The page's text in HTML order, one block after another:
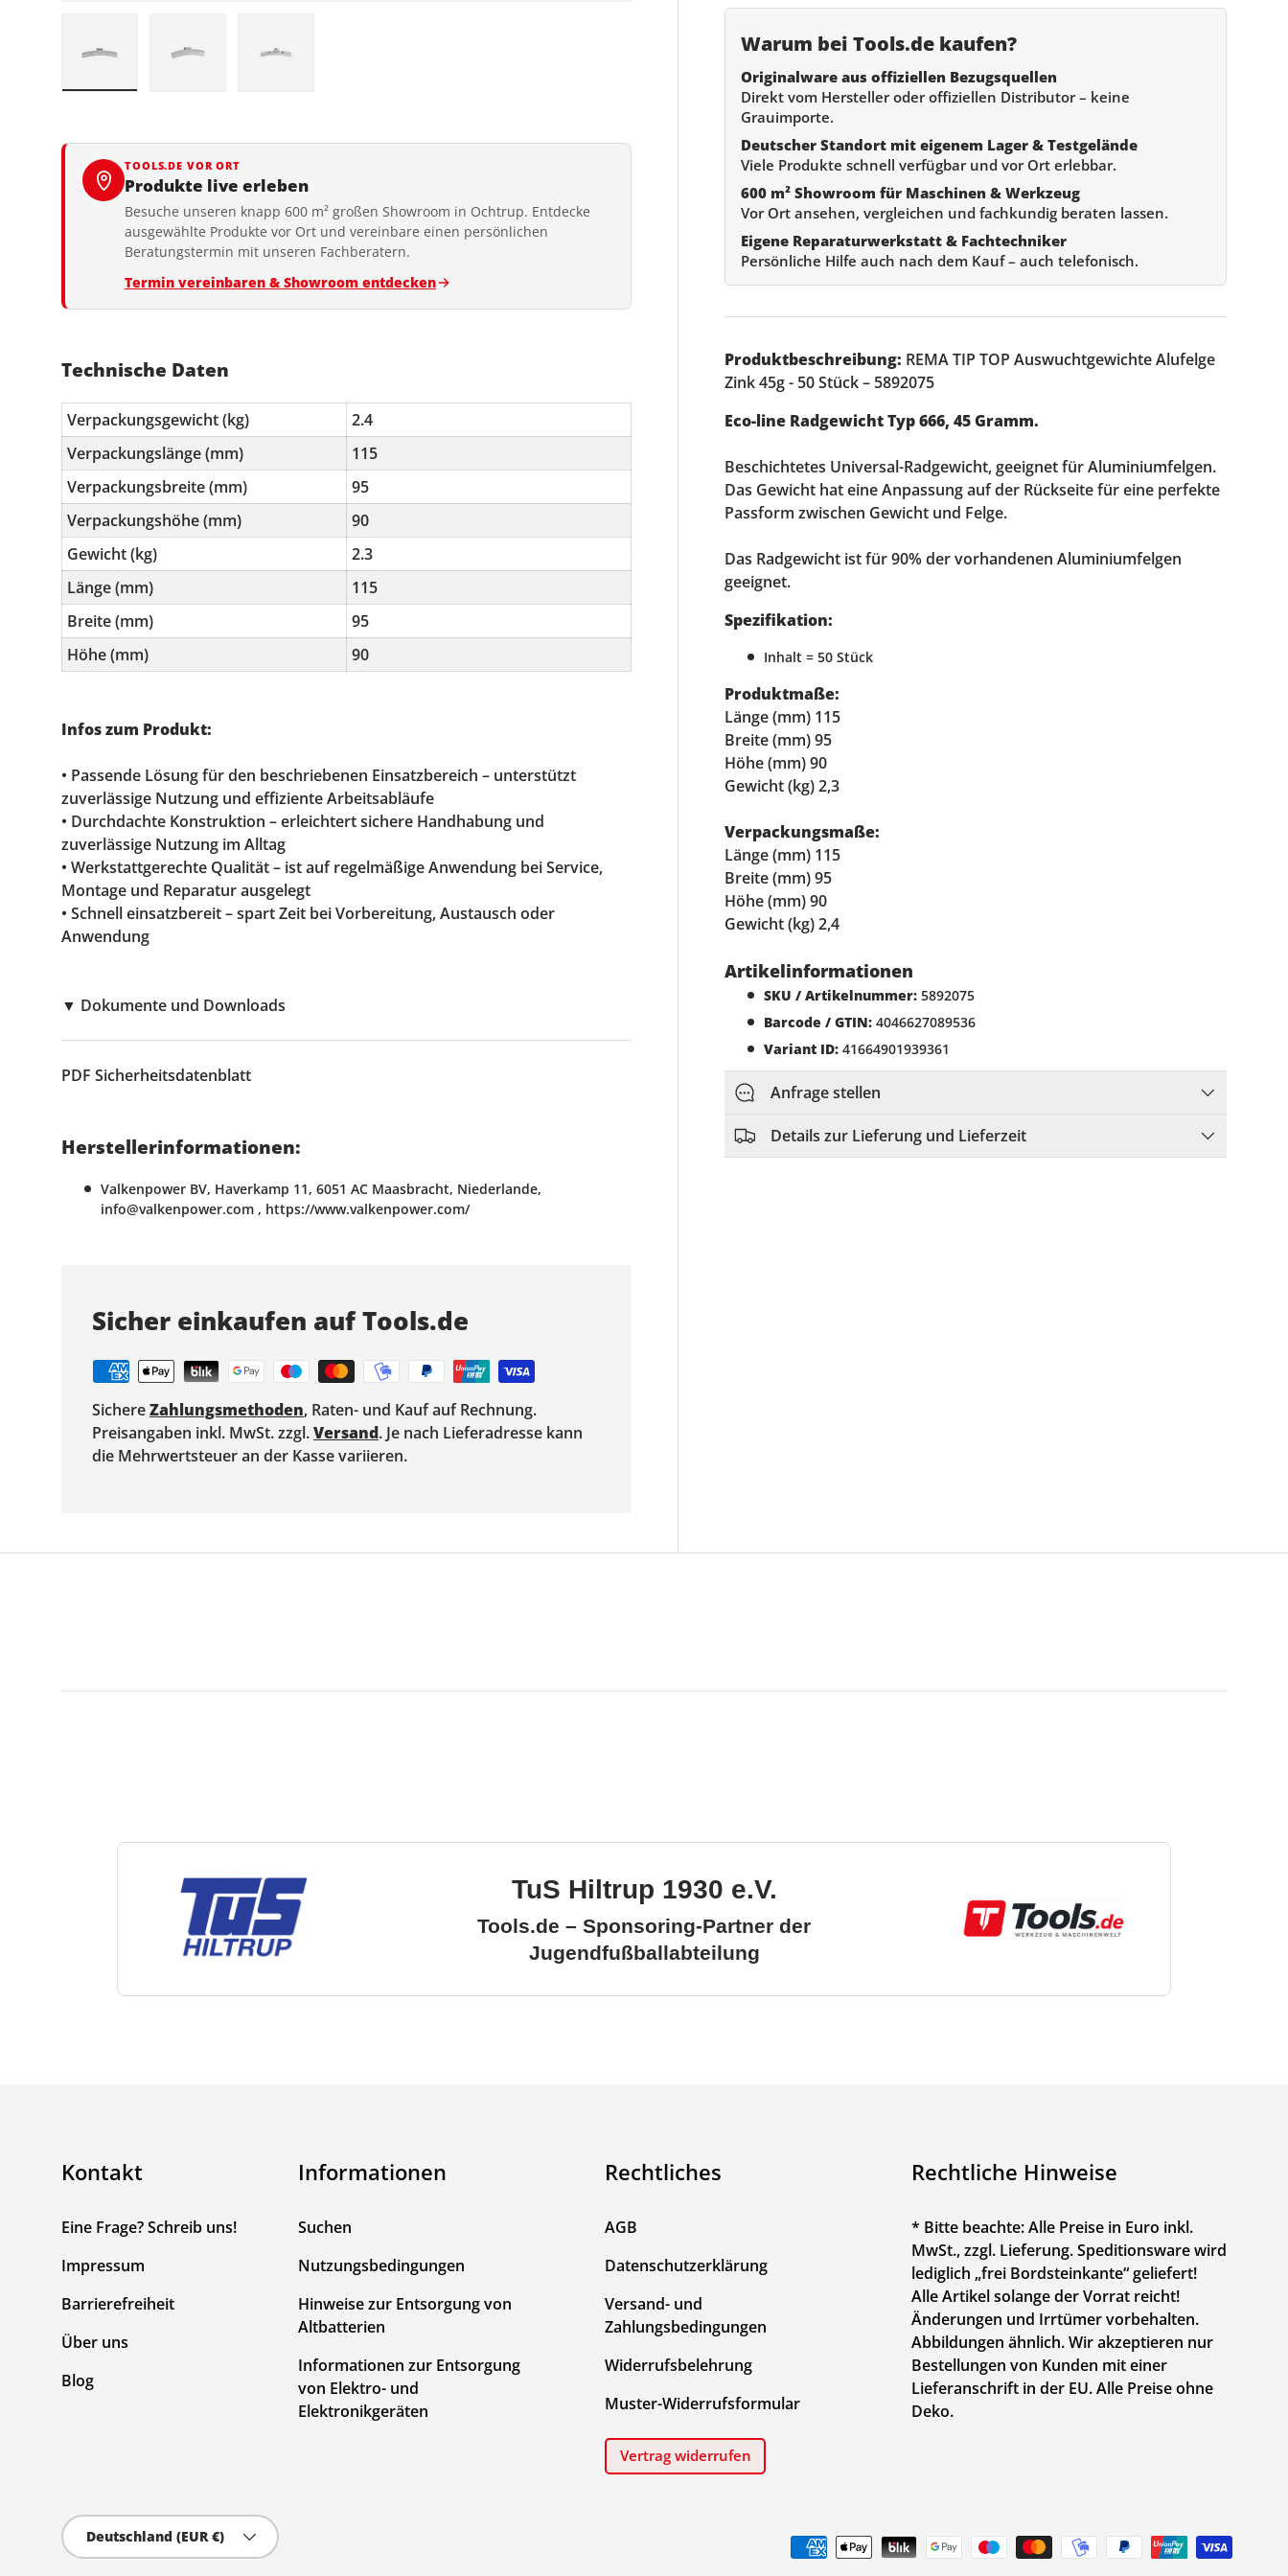
Warum bei Tools.de kaufen?
Originalware aus offiziellen Bezugsquellen
Direkt vom Hersteller oder offiziellen Distributor – keine
Grauimporte.
Deutscher Standort mit eigenem Lager & Testgelände
Viele Produkte schnell verfügbar und vor Ort erlebbar.
600 m² Showroom für Maschinen & Werkzeug
Vor Ort ansehen, vergleichen und fachkundig beraten lassen.
Eigene Reparaturwerkstatt & Fachtechniker
Persönliche Hilfe auch nach dem Kauf – auch telefonisch.
Produktbeschreibung: REMA TIP TOP Auswuchtgewichte Alufelge
Zink 45g - 50 Stück – 5892075
Eco-line Radgewicht Typ 666, 45 Gramm.
Beschichtetes Universal-Radgewicht, geeignet für Aluminiumfelgen.
Das Gewicht hat eine Anpassung auf der Rückseite für eine perfekte
Passform zwischen Gewicht und Felge.
Das Radgewicht ist für 90% der vorhandenen Aluminiumfelgen
geeignet.
Spezifikation:
Inhalt = 50 Stück
Produktmaße:
Länge (mm) 115
Breite (mm) 95
Höhe (mm) 90
Gewicht (kg) 2,3
Verpackungsmaße:
Länge (mm) 115
Breite (mm) 95
Höhe (mm) 90
Gewicht (kg) 2,4
Artikelinformationen
SKU / Artikelnummer: 5892075
Barcode / GTIN: 4046627089536
Variant ID: 41664901939361
Anfrage stellen
Details zur Lieferung und Lieferzeit
TOOLS.DE VOR ORT
Produkte live erleben
Besuche unseren knapp 600 m² großen Showroom in Ochtrup. Entdecke
ausgewählte Produkte vor Ort und vereinbare einen persönlichen
Beratungstermin mit unseren Fachberatern.
Termin vereinbaren & Showroom entdecken
Technische Daten
Verpackungsgewicht (kg)
2.4
Verpackungslänge (mm)
115
Verpackungsbreite (mm)
95
Verpackungshöhe (mm)
90
Gewicht (kg)
2.3
Länge (mm)
115
Breite (mm)
95
Höhe (mm)
90
Infos zum Produkt:
• Passende Lösung für den beschriebenen Einsatzbereich – unterstützt
zuverlässige Nutzung und effiziente Arbeitsabläufe
• Durchdachte Konstruktion – erleichtert sichere Handhabung und
zuverlässige Nutzung im Alltag
• Werkstattgerechte Qualität – ist auf regelmäßige Anwendung bei Service,
Montage und Reparatur ausgelegt
• Schnell einsatzbereit – spart Zeit bei Vorbereitung, Austausch oder
Anwendung
▼ Dokumente und Downloads
PDF Sicherheitsdatenblatt
Herstellerinformationen:
Valkenpower BV, Haverkamp 11, 6051 AC Maasbracht, Niederlande,
info@valkenpower.com , https://www.valkenpower.com/
Sicher einkaufen auf Tools.de
SichereZahlungsmethoden, Raten- und Kauf auf Rechnung.
Preisangaben inkl. MwSt. zzgl.Versand. Je nach Lieferadresse kann
die Mehrwertsteuer an der Kasse variieren.
TuS Hiltrup 1930 e.V.
Tools.de – Sponsoring-Partner der
Jugendfußballabteilung
Kontakt
Eine Frage? Schreib uns!
Impressum
Barrierefreiheit
Über uns
Blog
Informationen
Suchen
Nutzungsbedingungen
Hinweise zur Entsorgung von
Altbatterien
Informationen zur Entsorgung
von Elektro- und
Elektronikgeräten
Rechtliches
AGB
Datenschutzerklärung
Versand- und
Zahlungsbedingungen
Widerrufsbelehrung
Muster-Widerrufsformular
Vertrag widerrufen
Rechtliche Hinweise
* Bitte beachte: Alle Preise in Euro inkl.
MwSt., zzgl. Lieferung. Speditionsware wird
lediglich „frei Bordsteinkante“ geliefert!
Alle Artikel solange der Vorrat reicht!
Änderungen und Irrtümer vorbehalten.
Abbildungen ähnlich. Wir akzeptieren nur
Bestellungen von Kunden mit einer
Lieferanschrift in der EU. Alle Preise ohne
Deko.
Land/Region
Deutschland (EUR €)